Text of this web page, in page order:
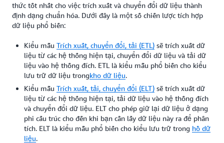
thức tốt nhất cho việc trích xuất và chuyển đổi dữ liệu thành
định dạng chuẩn hóa. Dưới đây là một số chiến lược tích hợp
dữ liệu phổ biến:
Kiểu mẫu Trích xuất, chuyển đổi, tải (ETL) sẽ trích xuất dữ
liệu từ các hệ thống hiện tại, chuyển đổi dữ liệu và tải dữ
liệu vào hệ thống đích. ETL là kiểu mẫu phổ biến cho kiểu
lưu trữ dữ liệu trongkho dữ liệu.
Kiểu mẫu Trích xuất, tải, chuyển đổi (ELT) sẽ trích xuất dữ
liệu từ các hệ thống hiện tại, tải dữ liệu vào hệ thống đích
và chuyển đổi dữ liệu. ELT cho phép giữ lại dữ liệu ở dạng
phi cấu trúc cho đến khi bạn cần lấy dữ liệu này ra để phân
tích. ELT là kiểu mẫu phổ biến cho kiểu lưu trữ trong hồ dữ
liệu.